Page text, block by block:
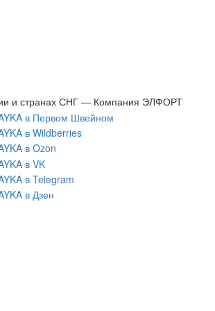
и странах СНГ — Компания ЭЛФОРТ